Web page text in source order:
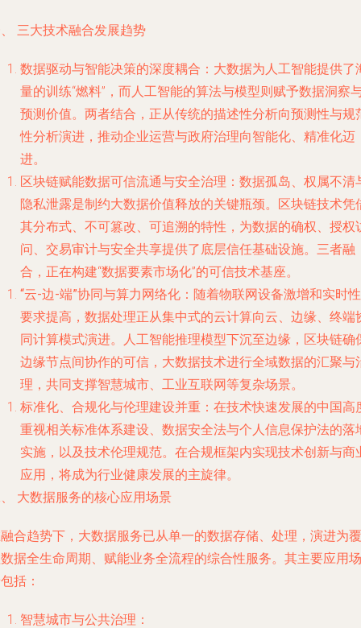
三大技术融合发展趋势
数据驱动与智能决策的深度耦合 ：大数据为人工智能提供了
量的训练“燃料”，而人工智能的算法与模型则赋予数据洞察
预测价值。两者结合，正从传统的描述性分析向预测性与规
性分析演进，推动企业运营与政府治理向智能化、精准化迈
进。
区块链赋能数据可信流通与安全治理 ：数据孤岛、权属不清
隐私泄露是制约大数据价值释放的关键瓶颈。区块链技术凭
其分布式、不可篡改、可追溯的特性，为数据的确权、授权
问、交易审计与安全共享提供了底层信任基础设施。三者融
合，正在构建“数据要素市场化”的可信技术基座。
“云-边-端”协同与算力网络化 ：随着物联网设备激增和实时性
要求提高，数据处理正从集中式的云计算向云、边缘、终端
同计算模式演进。人工智能推理模型下沉至边缘，区块链确
边缘节点间协作的可信，大数据技术进行全域数据的汇聚与
理，共同支撑智慧城市、工业互联网等复杂场景。
标准化、合规化与伦理建设并重 ：在技术快速发展的中国高
重视相关标准体系建设、数据安全法与个人信息保护法的落
实施，以及技术伦理规范。在合规框架内实现技术创新与商
应用，将成为行业健康发展的主旋律。
大数据服务的核心应用场景
合趋势下，大数据服务已从单一的数据存储、处理，演进为覆
据全生命周期、赋能业务全流程的综合性服务。其主要应用场
括：
智慧城市与公共治理 ：